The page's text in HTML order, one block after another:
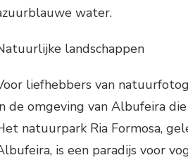
water.
landschappen
liefhebbers van
de omgeving van Albufeira
natuurpark Ria Formosa,
is een paradijs voor